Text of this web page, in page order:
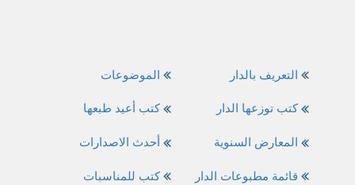
الموضوعات
كتب أعيد طبعها
أحدث الاصدارات
كتب للمناسبات
التعريف بالدار
كتب توزعها الدار
المعارض السنوية
قائمة مطبوعات الدار